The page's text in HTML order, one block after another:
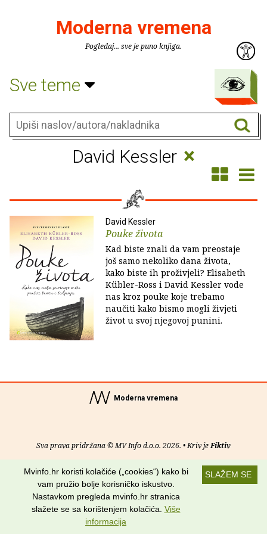
Moderna vremena
Pogledaj... sve je puno knjiga.
Sve teme
David Kessler ×
David Kessler
Pouke života
Kad biste znali da vam preostaje
još samo nekoliko dana života,
kako biste ih proživjeli? Elisabeth
Kübler-Ross i David Kessler vode
nas kroz pouke koje trebamo
naučiti kako bismo mogli živjeti
život u svoj njegovoj punini.
Moderna vremena
Sva prava pridržana © MV Info d.o.o. 2026. • Kriv jeFiktiv
O nama• Pomoć• Uvjeti korištenja•RSS kanali
SLAŽEM SE
Mvinfo.hr koristi kolačiće („cookies“) kako bi
vam pružio bolje korisničko iskustvo.
Nastavkom pregleda mvinfo.hr stranica
slažete se sa korištenjem kolačića. Više
informacija